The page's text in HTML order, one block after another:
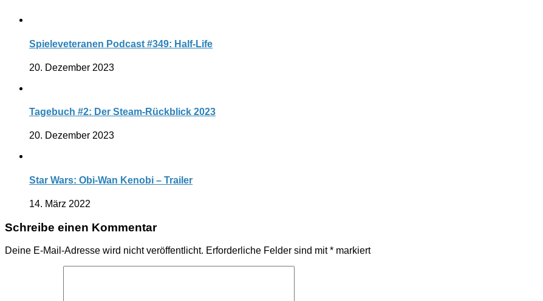
Spieleveteranen Podcast #349: Half-Life
20. Dezember 2023
Tagebuch #2: Der Steam-Rückblick 2023
20. Dezember 2023
Star Wars: Obi-Wan Kenobi – Trailer
14. März 2022
Schreibe einen Kommentar
Deine E-Mail-Adresse wird nicht veröffentlicht. Erforderliche Felder sind mit* markiert